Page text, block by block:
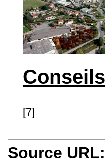
Conseils
[7]
Source URL: